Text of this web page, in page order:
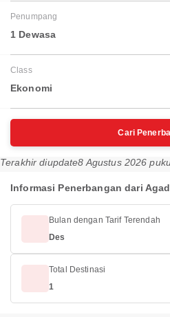
Penumpang
1 Dewasa
Class
Ekonomi
Cari
Terakhir diupdate8 Agustus 2026
Informasi Penerbangan dari
Bulan dengan Tarif Terendah
Des
Total Destinasi
1